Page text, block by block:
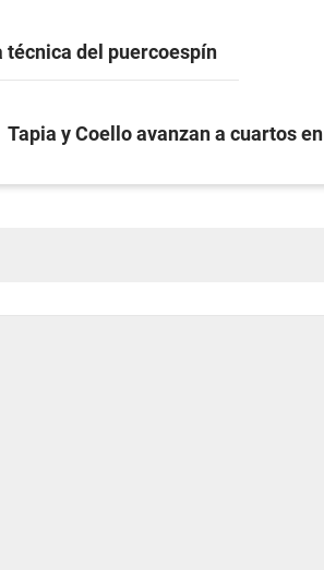
técnica del puercoespín
Tapia y Coello avanzan a cuartos en